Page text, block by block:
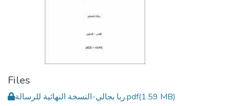
Files
ربا بجالي-النسخة النهائية للرسالة.pdf(1.59 MB)